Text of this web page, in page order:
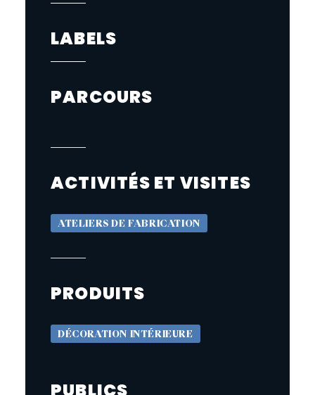
LABELS
PARCOURS
ACTIVITÉS ET VISITES
ATELIERS DE FABRICATION
PRODUITS
DÉCORATION INTÉRIEURE